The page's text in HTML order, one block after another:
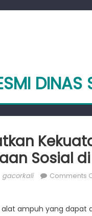
DINAS
Sosial
Author
gacorkali Comments
ampuh yang dapat